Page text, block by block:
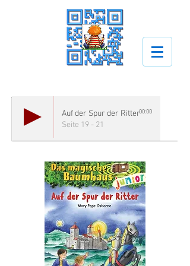
Auf der Spur der Ritter
Seite 19 - 21
00:00